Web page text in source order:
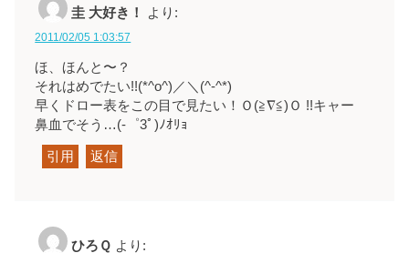
圭 大好き！ より:
2011/02/05 1:03:57
ほ、ほんと〜？
それはめでたい!!(*^o^)／ ＼(^-^*)
早くドロー表をこの目 で見たい！Ｏ(≧∇≦)Ｏ !!キャー
鼻血でそう…(-゜3ﾟ)ﾉｵﾘｮ
引用 返信
ひろＱ より: